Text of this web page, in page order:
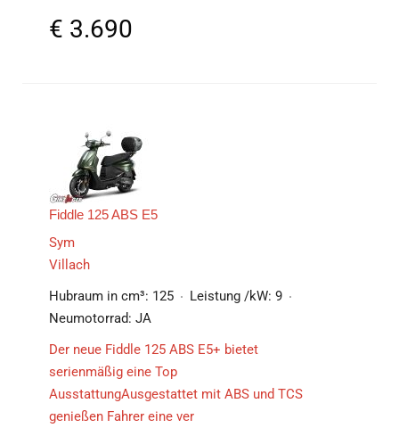
€ 3.690
Fiddle 125 ABS E5
Sym
Villach
Hubraum in cm³: 125 Leistung /kW: 9
Neumotorrad: JA
Der neue Fiddle 125 ABS E5+ bietet
serienmäßig eine Top
AusstattungAusgestattet mit ABS und TCS
genießen Fahrer eine ver